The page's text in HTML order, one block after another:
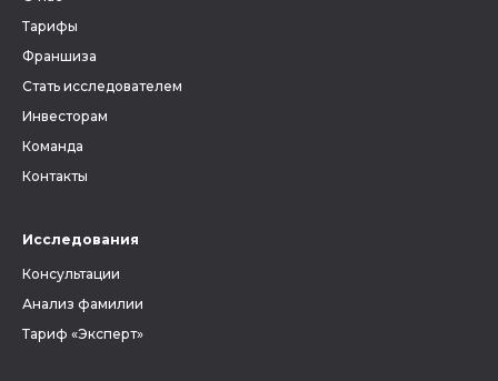
людьми, которых вы ищете.
Тарифы
Франшиза
Стать исследователем
Инвесторам
Команда
Контакты
Исследования
Консультации
Анализ фамилии
Тариф «Эксперт»